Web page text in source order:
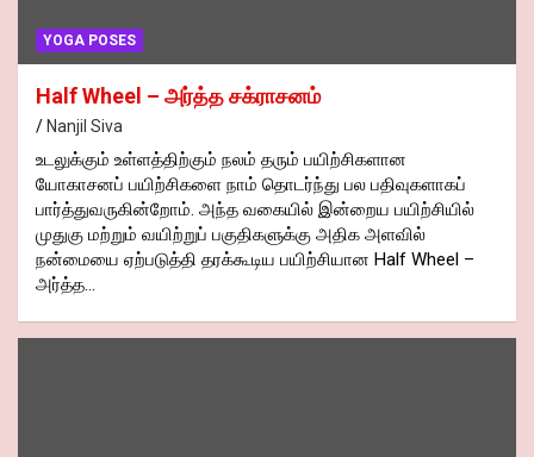
YOGA POSES
Half Wheel – அர்த்த சக்ராசனம்
Nanjil Siva
உடலுக்கும் உள்ளத்திற்கும் நலம் தரும் பயிற்சிகளான
யோகாசனப் பயிற்சிகளை நாம் தொடர்ந்து பல பதிவுகளாகப்
பார்த்துவருகின்றோம். அந்த வகையில் இன்றைய பயிற்சியில்
முதுகு மற்றும் வயிற்றுப் பகுதிகளுக்கு அதிக அளவில்
நன்மையை ஏற்படுத்தி தரக்கூடிய பயிற்சியான Half Wheel –
அர்த்த…